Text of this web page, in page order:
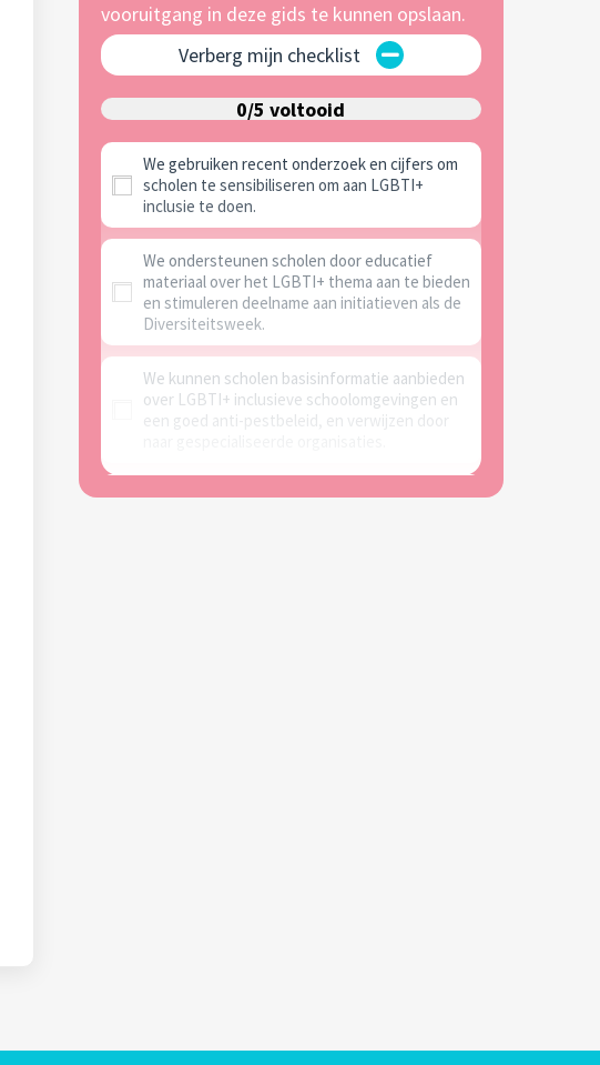
vooruitgang in deze gids te kunnen opslaan.
Verberg mijn checklist
0/5 voltooid
We gebruiken recent onderzoek en cijfers om
scholen te sensibiliseren om aan LGBTI+
inclusie te doen.
We ondersteunen scholen door educatief
materiaal over het LGBTI+ thema aan te bieden
en stimuleren deelname aan initiatieven als de
Diversiteitsweek.
We kunnen scholen basisinformatie aanbieden
over LGBTI+ inclusieve schoolomgevingen en
een goed anti-pestbeleid, en verwijzen door
We verwijzen scholen door naar de juiste